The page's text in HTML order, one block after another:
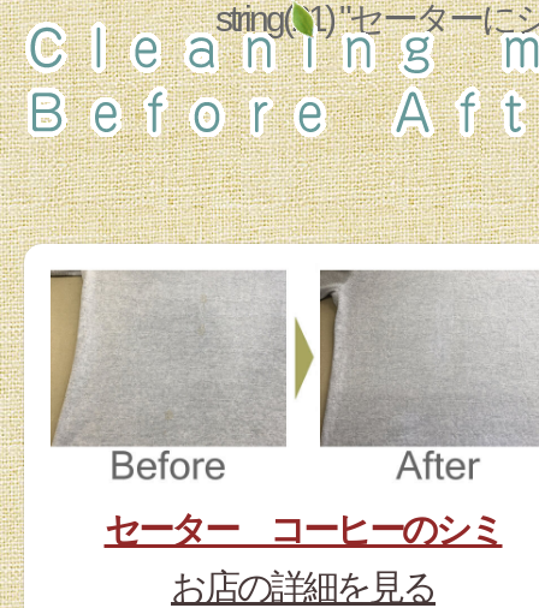
string(21) "セーター
セーター コーヒーのシミ
お店の詳細を見る